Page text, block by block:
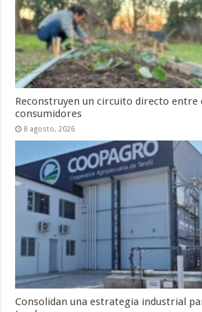
Reconstruyen un circuito directo entre
consumidores
8 agosto, 2026
Consolidan una estrategia industrial